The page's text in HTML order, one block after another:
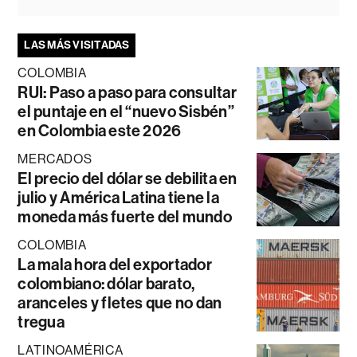
LAS MÁS VISITADAS
COLOMBIA
RUI: Paso a paso para consultar
el puntaje en el “nuevo Sisbén”
en Colombia este 2026
MERCADOS
El precio del dólar se debilita en
julio y América Latina tiene la
moneda más fuerte del mundo
COLOMBIA
La mala hora del exportador
colombiano: dólar barato,
aranceles y fletes que no dan
tregua
LATINOAMÉRICA